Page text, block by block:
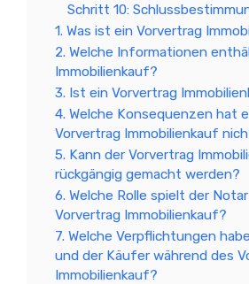
Schritt 10:
1. Was ist ein Vorvertrag
2. Welche Informationen
Immobilienkauf?
3. Ist ein Vorvertrag
4. Welche Konsequenzen hat
Vorvertrag Immobilienkauf
5. Kann der Vorvertrag
rückgängig gemacht werden?
6. Welche Rolle spielt der
Vorvertrag Immobilienkauf?
7. Welche Verpflichtungen
und der Käufer während des
Immobilienkauf?